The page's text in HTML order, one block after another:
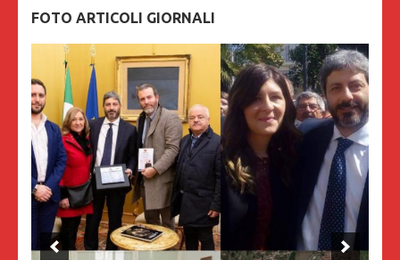
FOTO ARTICOLI GIORNALI